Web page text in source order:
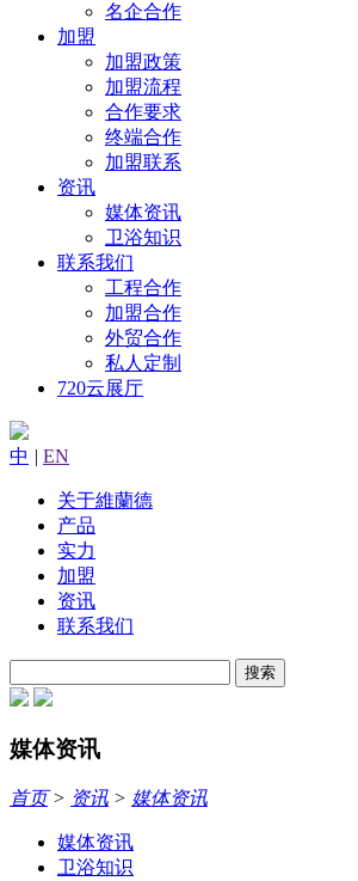
名企合作
加盟
加盟政策
加盟流程
合作要求
终端合作
加盟联系
资讯
媒体资讯
卫浴知识
联系我们
工程合作
加盟合作
外贸合作
私人定制
720云展厅
中 | EN
关于維蘭德
产品
实力
加盟
资讯
联系我们
搜索
媒体资讯
首页> 资讯 > 媒体资讯
媒体资讯
卫浴知识